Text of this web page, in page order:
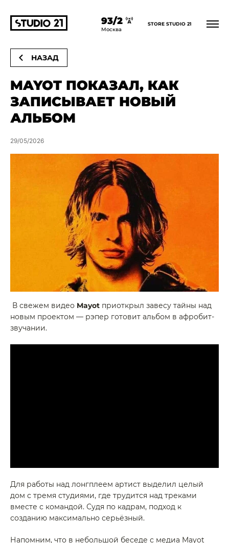
93/2
Москва
STORE STUDIO 21
ГлавнаяНовости Mayot показал, как записывает новый альбом
НАЗАД
MAYOT ПОКАЗАЛ, КАК
ЗАПИСЫВАЕТ НОВЫЙ
АЛЬБОМ
29/05/2026
В свежем видео Mayot приоткрыл завесу тайны над
новым проектом — рэпер готовит альбом в афробит-
звучании.
Для работы над лонгплеем артист выделил целый
дом с тремя студиями, где трудится над треками
вместе с командой. Судя по кадрам, подход к
созданию максимально серьёзный.
Напомним, что в небольшой беседе с медиа Mayot